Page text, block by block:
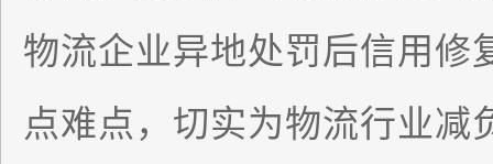
物流企业异地处罚后信用修
点难点，切实为物流行业减